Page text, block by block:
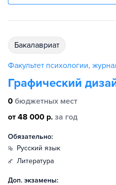
бакалавриат
Факультет психологии,
Графический
0 бюджетных мест
от 48 000 р. за год
Обязательно:
русский язык
литература
Доп. экзамены: